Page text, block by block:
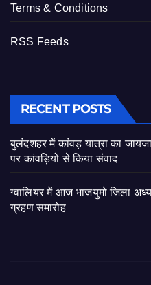
Terms & Conditions
RSS Feeds
RECENT POSTS
बुलंदशहर में कांवड़ यात्रा का
पर कांवड़ियों से किया संवाद
ग्वालियर में आज भाजयुमो जिला
ग्रहण समारोह